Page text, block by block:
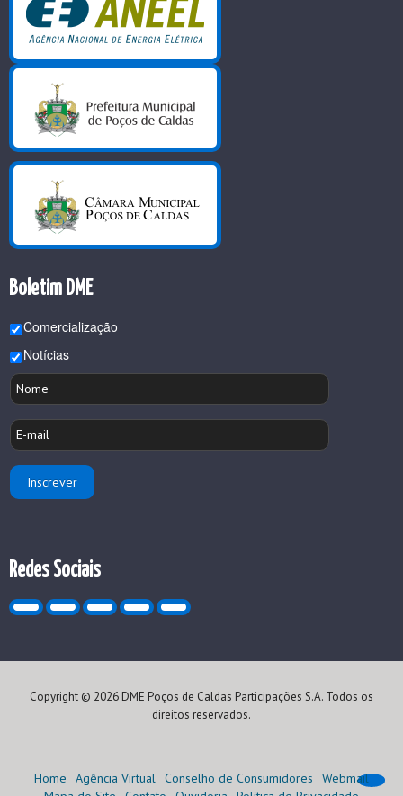
Boletim DME
Comercialização
Notícias
Redes Sociais
Copyright © 2026 DME Poços de Caldas Participações S.A. Todos os
direitos reservados.
Home Agência Virtual Conselho de Consumidores
Webmail